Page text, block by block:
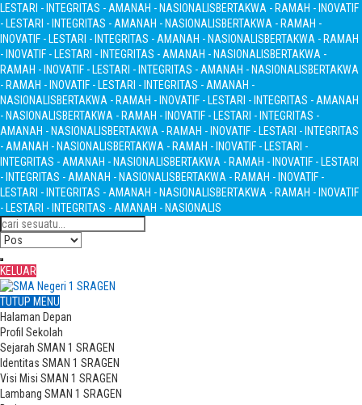
LESTARI - INTEGRITAS - AMANAH - NASIONALISBERTAKWA - RAMAH - INOVATIF
- LESTARI - INTEGRITAS - AMANAH - NASIONALISBERTAKWA - RAMAH -
INOVATIF - LESTARI - INTEGRITAS - AMANAH - NASIONALISBERTAKWA - RAMAH
- INOVATIF - LESTARI - INTEGRITAS - AMANAH - NASIONALISBERTAKWA -
RAMAH - INOVATIF - LESTARI - INTEGRITAS - AMANAH - NASIONALISBERTAKWA
- RAMAH - INOVATIF - LESTARI - INTEGRITAS - AMANAH -
NASIONALISBERTAKWA - RAMAH - INOVATIF - LESTARI - INTEGRITAS - AMANAH
- NASIONALISBERTAKWA - RAMAH - INOVATIF - LESTARI - INTEGRITAS -
AMANAH - NASIONALISBERTAKWA - RAMAH - INOVATIF - LESTARI - INTEGRITAS
- AMANAH - NASIONALISBERTAKWA - RAMAH - INOVATIF - LESTARI -
INTEGRITAS - AMANAH - NASIONALISBERTAKWA - RAMAH - INOVATIF - LESTARI
- INTEGRITAS - AMANAH - NASIONALISBERTAKWA - RAMAH - INOVATIF -
LESTARI - INTEGRITAS - AMANAH - NASIONALISBERTAKWA - RAMAH - INOVATIF
- LESTARI - INTEGRITAS - AMANAH - NASIONALIS
KELUAR
TUTUP MENU
Halaman Depan
Profil Sekolah
Sejarah SMAN 1 SRAGEN
Identitas SMAN 1 SRAGEN
Visi Misi SMAN 1 SRAGEN
Lambang SMAN 1 SRAGEN